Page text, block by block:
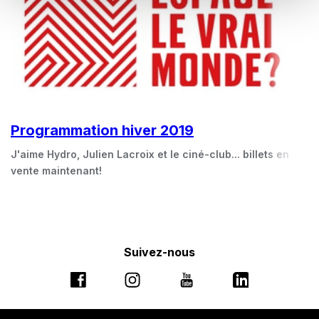
Programmation hiver 2019
J'aime Hydro, Julien Lacroix et le ciné-club... billets en
vente maintenant!
Suivez-nous
Ce
Ce
Ce
Ce